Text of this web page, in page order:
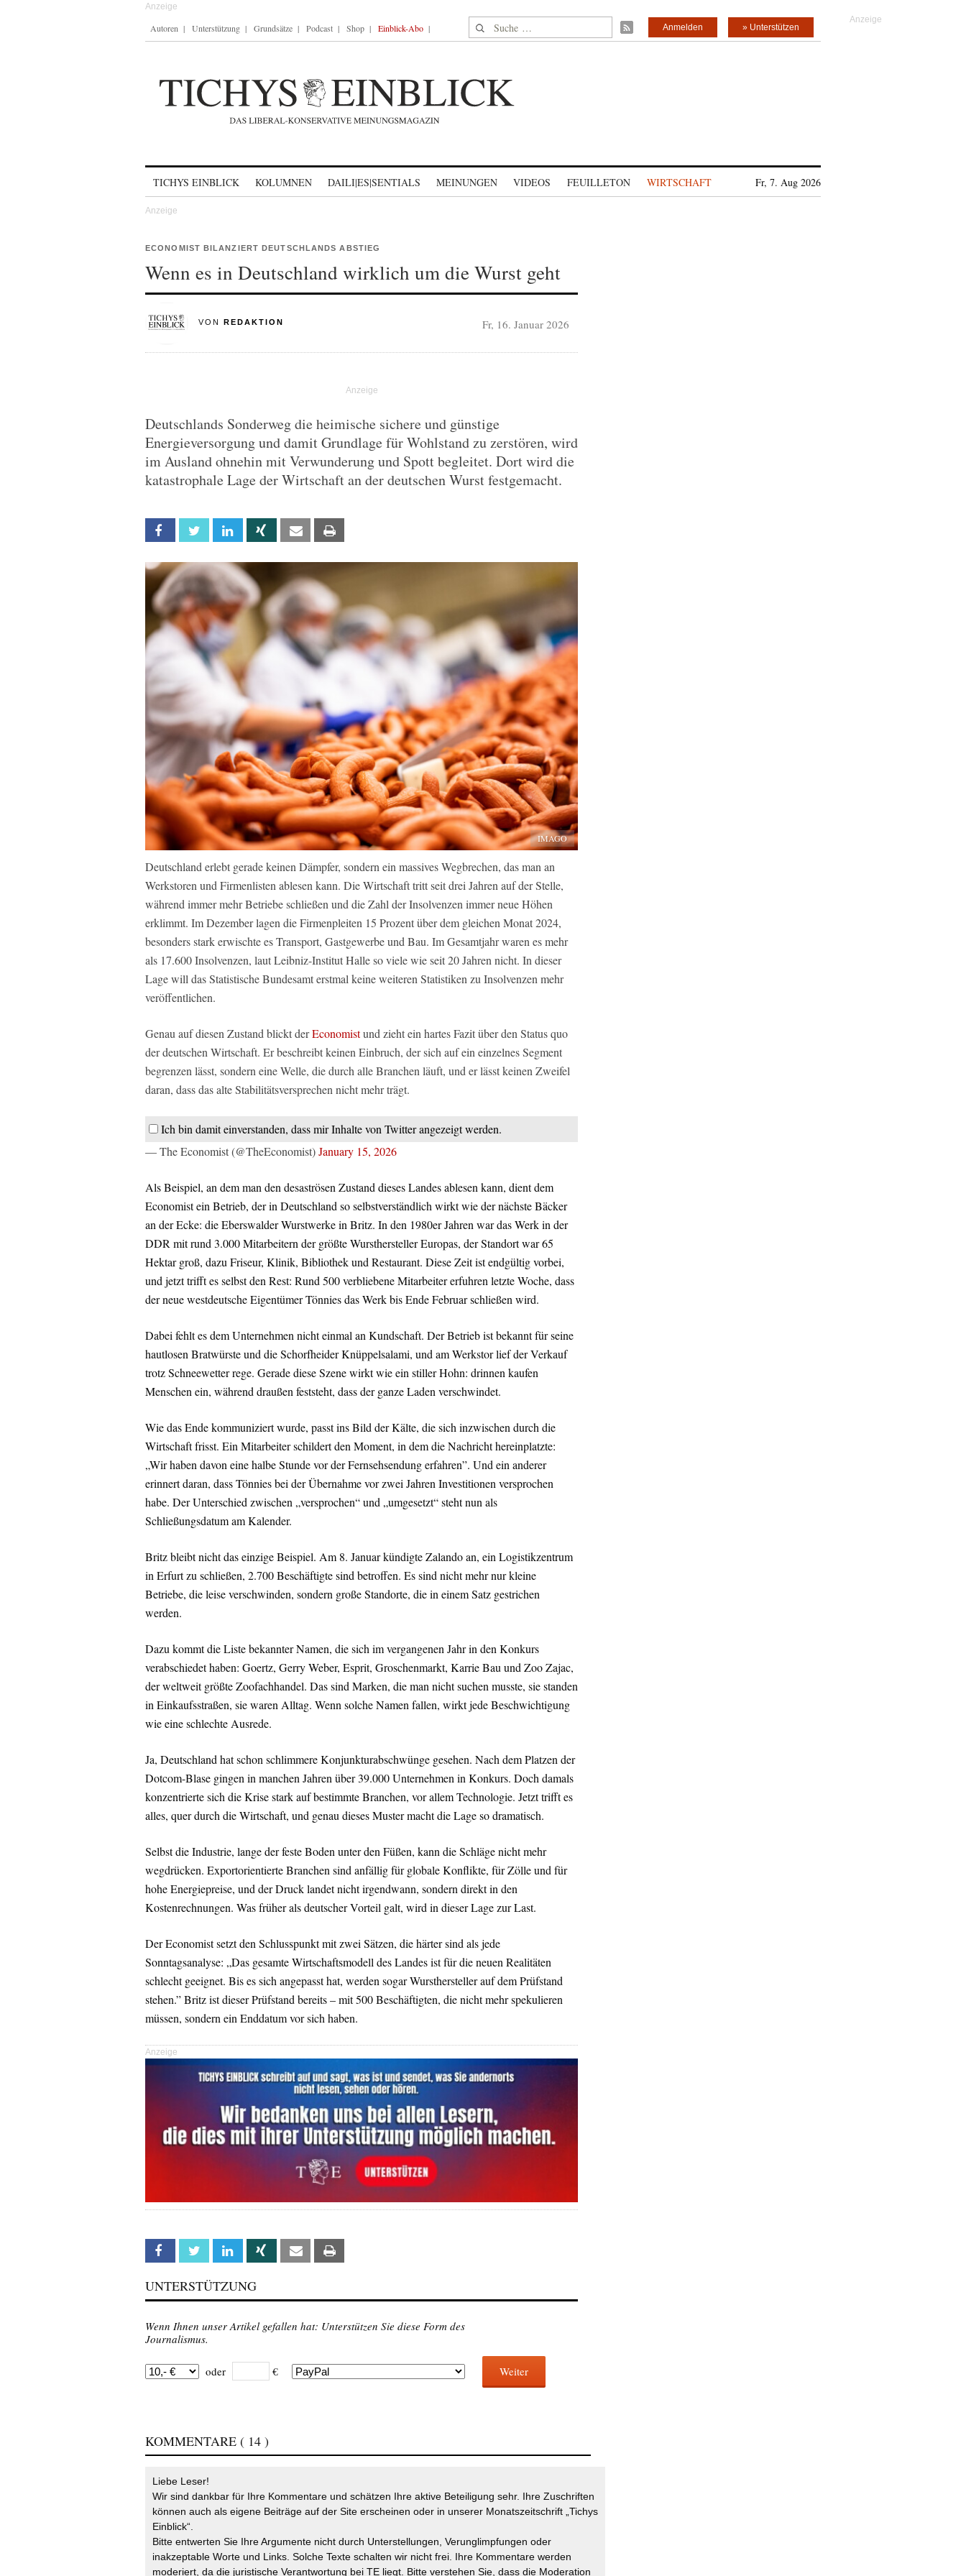
Autoren Unterstützung Grundsätze Podcast Shop Einblick-Abo Suche nach: » Unterstützen
Anmelden
TICHYS EINBLICK KOLUMNEN DAILI|ES|SENTIALS MEINUNGEN VIDEOS FEUILLETON WIRTSCHAFT Fr, 7. Aug 2026
ECONOMIST BILANZIERT DEUTSCHLANDS ABSTIEG
Wenn es in Deutschland wirklich um die Wurst geht
VON REDAKTION Fr, 16. Januar 2026
Deutschlands Sonderweg die heimische sichere und günstige
Energieversorgung und damit Grundlage für Wohlstand zu zerstören, wird
im Ausland ohnehin mit Verwunderung und Spott begleitet. Dort wird die
katastrophale Lage der Wirtschaft an der deutschen Wurst festgemacht.
Facebook Twitter Linkedin Xing Email
IMAGO
Deutschland erlebt gerade keinen Dämpfer, sondern ein massives Wegbrechen, das man an
Werkstoren und Firmenlisten ablesen kann. Die Wirtschaft tritt seit drei Jahren auf der Stelle,
während immer mehr Betriebe schließen und die Zahl der Insolvenzen immer neue Höhen
erklimmt. Im Dezember lagen die Firmenpleiten 15 Prozent über dem gleichen Monat 2024,
besonders stark erwischte es Transport, Gastgewerbe und Bau. Im Gesamtjahr waren es mehr
als 17.600 Insolvenzen, laut Leibniz-Institut Halle so viele wie seit 20 Jahren nicht. In dieser
Lage will das Statistische Bundesamt erstmal keine weiteren Statistiken zu Insolvenzen mehr
veröffentlichen.
Genau auf diesen Zustand blickt derEconomistund zieht ein hartes Fazit über den Status quo
der deutschen Wirtschaft. Er beschreibt keinen Einbruch, der sich auf ein einzelnes Segment
begrenzen lässt, sondern eine Welle, die durch alle Branchen läuft, und er lässt keinen Zweifel
daran, dass das alte Stabilitätsversprechen nicht mehr trägt.
Ich bin damit einverstanden, dass mir Inhalte von Twitter angezeigt werden.
— The Economist (@TheEconomist)January 15, 2026
Als Beispiel, an dem man den desaströsen Zustand dieses Landes ablesen kann, dient dem
Economist ein Betrieb, der in Deutschland so selbstverständlich wirkt wie der nächste Bäcker
an der Ecke: die Eberswalder Wurstwerke in Britz. In den 1980er Jahren war das Werk in der
DDR mit rund 3.000 Mitarbeitern der größte Wursthersteller Europas, der Standort war 65
Hektar groß, dazu Friseur, Klinik, Bibliothek und Restaurant. Diese Zeit ist endgültig vorbei,
und jetzt trifft es selbst den Rest: Rund 500 verbliebene Mitarbeiter erfuhren letzte Woche, dass
der neue westdeutsche Eigentümer Tönnies das Werk bis Ende Februar schließen wird.
Dabei fehlt es dem Unternehmen nicht einmal an Kundschaft. Der Betrieb ist bekannt für seine
hautlosen Bratwürste und die Schorfheider Knüppelsalami, und am Werkstor lief der Verkauf
trotz Schneewetter rege. Gerade diese Szene wirkt wie ein stiller Hohn: drinnen kaufen
Menschen ein, während draußen feststeht, dass der ganze Laden verschwindet.
Wie das Ende kommuniziert wurde, passt ins Bild der Kälte, die sich inzwischen durch die
Wirtschaft frisst. Ein Mitarbeiter schildert den Moment, in dem die Nachricht hereinplatzte:
„Wir haben davon eine halbe Stunde vor der Fernsehsendung erfahren”. Und ein anderer
erinnert daran, dass Tönnies bei der Übernahme vor zwei Jahren Investitionen versprochen
habe. Der Unterschied zwischen „versprochen“ und „umgesetzt“ steht nun als
Schließungsdatum am Kalender.
Britz bleibt nicht das einzige Beispiel. Am 8. Januar kündigte Zalando an, ein Logistikzentrum
in Erfurt zu schließen, 2.700 Beschäftigte sind betroffen. Es sind nicht mehr nur kleine
Betriebe, die leise verschwinden, sondern große Standorte, die in einem Satz gestrichen
werden.
Dazu kommt die Liste bekannter Namen, die sich im vergangenen Jahr in den Konkurs
verabschiedet haben: Goertz, Gerry Weber, Esprit, Groschenmarkt, Karrie Bau und Zoo Zajac,
der weltweit größte Zoofachhandel. Das sind Marken, die man nicht suchen musste, sie standen
in Einkaufsstraßen, sie waren Alltag. Wenn solche Namen fallen, wirkt jede Beschwichtigung
wie eine schlechte Ausrede.
Ja, Deutschland hat schon schlimmere Konjunkturabschwünge gesehen. Nach dem Platzen der
Dotcom-Blase gingen in manchen Jahren über 39.000 Unternehmen in Konkurs. Doch damals
konzentrierte sich die Krise stark auf bestimmte Branchen, vor allem Technologie. Jetzt trifft es
alles, quer durch die Wirtschaft, und genau dieses Muster macht die Lage so dramatisch.
Selbst die Industrie, lange der feste Boden unter den Füßen, kann die Schläge nicht mehr
wegdrücken. Exportorientierte Branchen sind anfällig für globale Konflikte, für Zölle und für
hohe Energiepreise, und der Druck landet nicht irgendwann, sondern direkt in den
Kostenrechnungen. Was früher als deutscher Vorteil galt, wird in dieser Lage zur Last.
Der Economist setzt den Schlusspunkt mit zwei Sätzen, die härter sind als jede
Sonntagsanalyse: „Das gesamte Wirtschaftsmodell des Landes ist für die neuen Realitäten
schlecht geeignet. Bis es sich angepasst hat, werden sogar Wursthersteller auf dem Prüfstand
stehen.” Britz ist dieser Prüfstand bereits – mit 500 Beschäftigten, die nicht mehr spekulieren
müssen, sondern ein Enddatum vor sich haben.
Anzeige
Facebook Twitter Linkedin Xing Email
UNTERSTÜTZUNG
Wenn Ihnen unser Artikel gefallen hat: Unterstützen Sie diese Form des
Journalismus.
oder € Weiter
KOMMENTARE ( 14 )
Liebe Leser!
Wir sind dankbar für Ihre Kommentare und schätzen Ihre aktive Beteiligung sehr. Ihre Zuschriften
können auch als eigene Beiträge auf der Site erscheinen oder in unserer Monatszeitschrift „Tichys
Einblick“.
Bitte entwerten Sie Ihre Argumente nicht durch Unterstellungen, Verunglimpfungen oder
inakzeptable Worte und Links. Solche Texte schalten wir nicht frei. Ihre Kommentare werden
moderiert, da die juristische Verantwortung bei TE liegt. Bitte verstehen Sie, dass die Moderation